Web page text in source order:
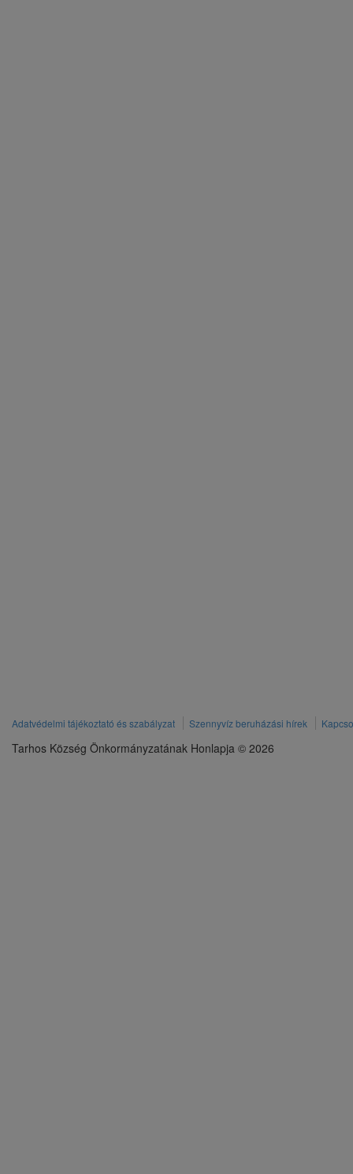
Adatvédelmi tájékoztató és szabályzat Szennyvíz beruházási hírek
Tarhos Község Önkormányzatának Honlapja © 2026